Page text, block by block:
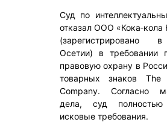
Суд по
отказал ООО «Кока‑кола
Осетии) в требовании
правовую охрану в
товарных знаков The
Company. Согласно
дела, суд полностью
исковые требования.